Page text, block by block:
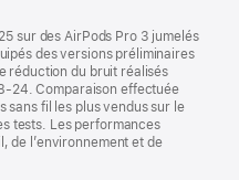
sur des AirPods Pro 3 jumelés
des versions préliminaires
réduction du bruit réalisés
24. Comparaison effectuée
fil les plus vendus sur le
tests. Les performances
de l’environnement et de